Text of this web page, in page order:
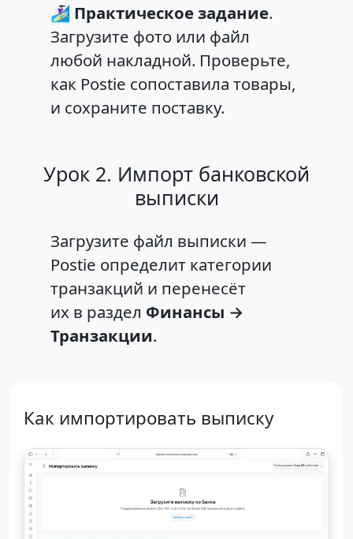
🏄🏻‍♀️ Практическое задание.
Загрузите фото или файл
любой накладной. Проверьте,
как Postie сопоставила товары,
и сохраните поставку.
Урок 2. Импорт банковской
выписки
Загрузите файл выписки —
Postie определит категории
транзакций и перенесёт
их в раздел Финансы →
Транзакции.
Как импортировать выписку